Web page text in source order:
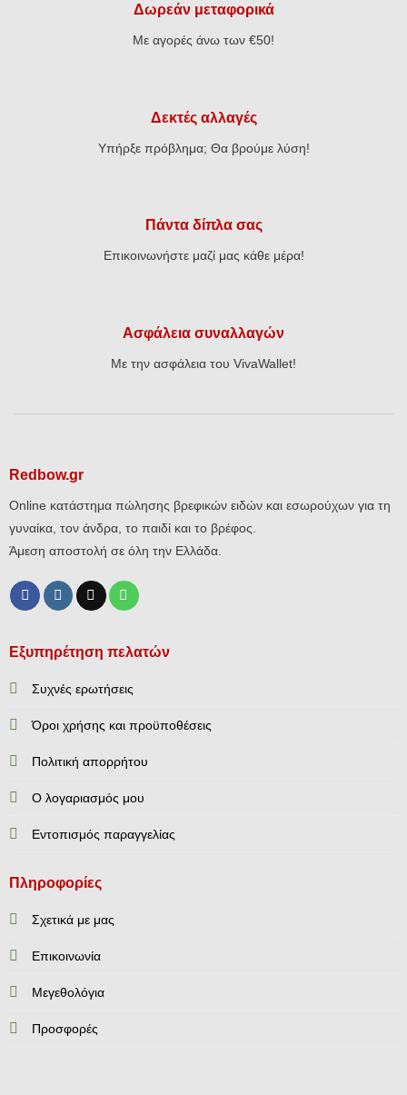
Δωρεάν μεταφορικά
Με αγορές άνω των €50!
Δεκτές αλλαγές
Υπήρξε πρόβλημα; Θα βρούμε λύση!
Πάντα δίπλα σας
Επικοινωνήστε μαζί μας κάθε μέρα!
Ασφάλεια συναλλαγών
Με την ασφάλεια του VivaWallet!
Redbow.gr
Online κατάστημα πώλησης βρεφικών ειδών και εσωρούχων για τη
γυναίκα, τον άνδρα, το παιδί και το βρέφος.
Άμεση αποστολή σε όλη την Ελλάδα.
Εξυπηρέτηση πελατών
Συχνές ερωτήσεις
Όροι χρήσης και προϋποθέσεις
Πολιτική απορρήτου
Ο λογαριασμός μου
Εντοπισμός παραγγελίας
Πληροφορίες
Σχετικά με μας
Επικοινωνία
Mεγεθολόγια
Προσφορές